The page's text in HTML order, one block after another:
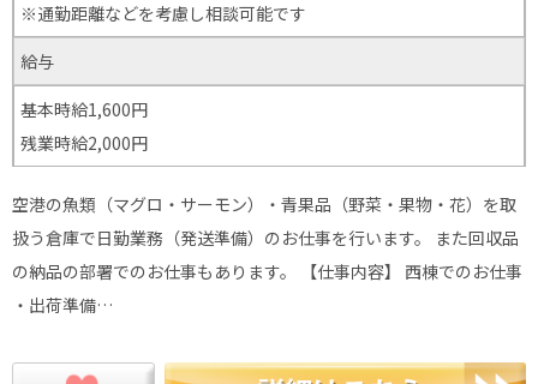
※通勤距離などを考慮し相談可能です
給与
基本時給1,600円
残業時給2,000円
空港の魚類（マグロ・サーモン）・青果品（野菜・果物・花）を取
扱う倉庫で日勤業務（発送準備）のお仕事を行います。 また回収品
の納品の部署でのお仕事もあります。 【仕事内容】 西棟でのお仕事
・出荷準備…